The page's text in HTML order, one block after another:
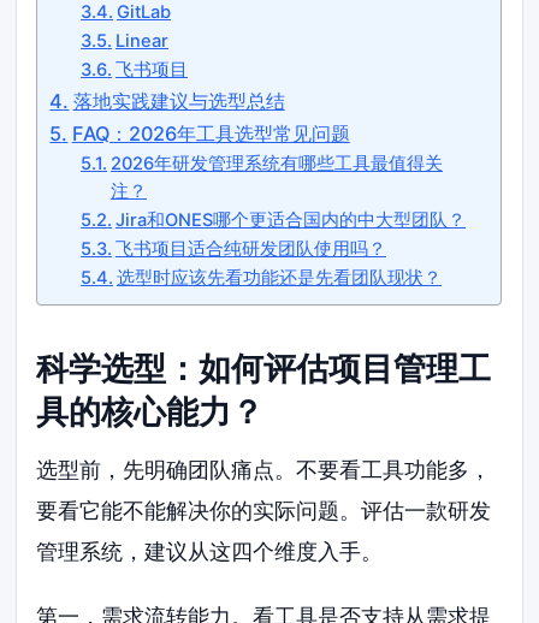
GitLab
Linear
飞书项目
落地实践建议与选型总结
FAQ：2026年工具选型常见问题
2026年研发管理系统有哪些工具最值得关
注？
Jira和ONES哪个更适合国内的中大型团队？
飞书项目适合纯研发团队使用吗？
选型时应该先看功能还是先看团队现状？
科学选型：如何评估项目管理工
具的核心能力？
选型前，先明确团队痛点。不要看工具功能多，
要看它能不能解决你的实际问题。评估一款研发
管理系统，建议从这四个维度入手。
第一，需求流转能力。看工具是否支持从需求提